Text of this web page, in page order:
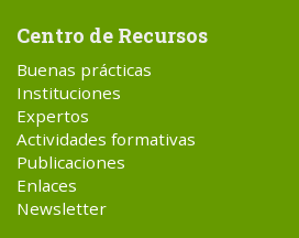
Centro de Recursos
Buenas prácticas
Instituciones
Expertos
Actividades formativas
Publicaciones
Enlaces
Newsletter